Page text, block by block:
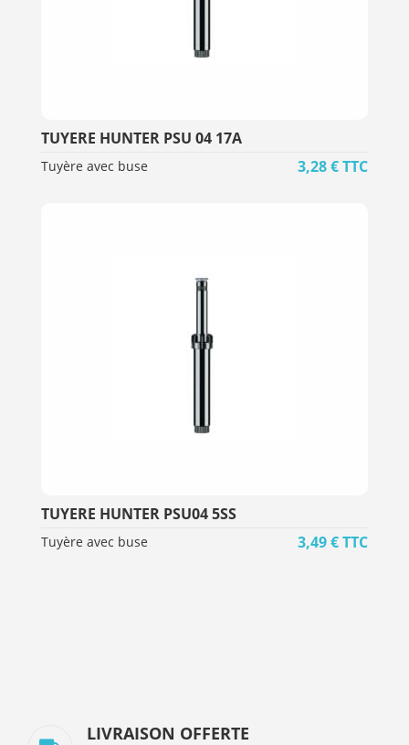
TUYERE HUNTER PSU 04 17A
Tuyère avec buse 3,28€TTC
TUYERE HUNTER PSU04 5SS
Tuyère avec buse 3,49€TTC
LIVRAISON OFFERTE